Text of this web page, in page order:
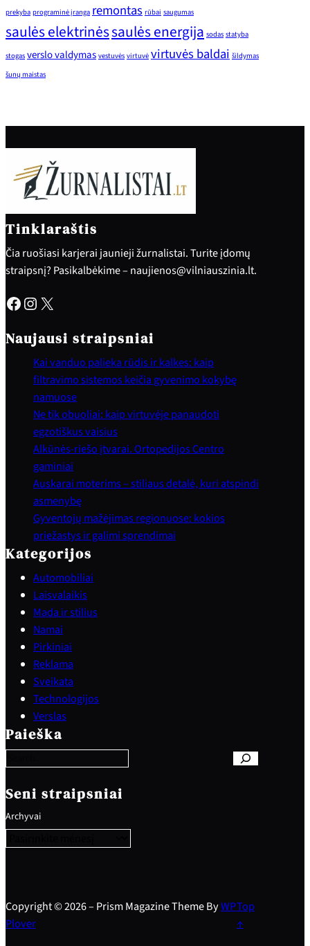
prekyba programinė įranga remontas rūbai saugumas
saulės elektrinėssaulės energija sodas statyba
stogas verslo valdymas vestuvės virtuvė virtuvės baldai šildymas
šunų maistas
Tinklaraštis
Čia ruošiasi karjerai jaunieji žurnalistai. Turite įdomų
straipsnį? Pasikalbėkime – naujienos@vilniauszinia.lt.
Facebook Instagram X
Naujausi straipsniai
Kai vanduo palieka rūdis ir kalkes: kaip
filtravimo sistemos keičia gyvenimo kokybę
namuose
Ne tik obuoliai: kaip virtuvėje panaudoti
egzotiškus vaisius
Alkūnės-riešo įtvarai. Ortopedijos Centro
gaminiai
Auskarai moterims – stiliaus detalė, kuri atspindi
asmenybę
Gyventojų mažėjimas regionuose: kokios
priežastys ir galimi sprendimai
Kategorijos
Automobiliai
Laisvalaikis
Mada ir stilius
Namai
Pirkiniai
Reklama
Sveikata
Technologijos
Verslas
Paieška
e
a
c
h
Seni straipsniai
Archyvai
Copyright © 2026 – Prism Magazine Theme ByWP
Plover
Top
↑